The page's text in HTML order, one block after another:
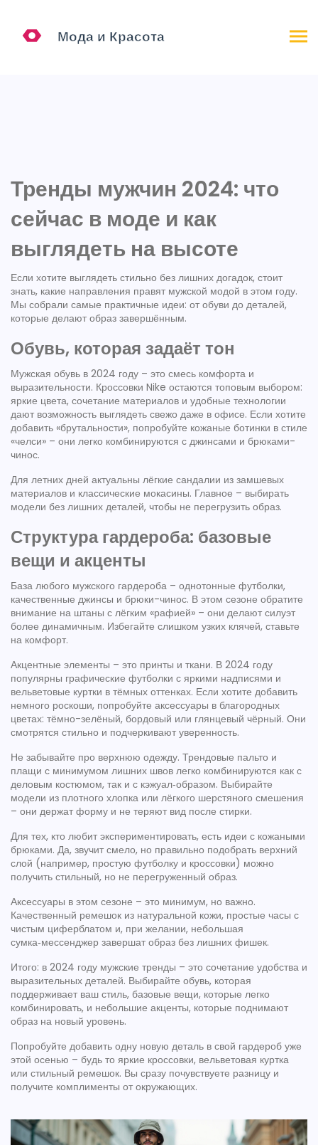
Тренды мужчин 2024: что
сейчас в моде и как
выглядеть на высоте
Если хотите выглядеть стильно без лишних догадок, стоит
знать, какие направления правят мужской модой в этом году.
Мы собрали самые практичные идеи: от обуви до деталей,
которые делают образ завершённым.
Обувь, которая задаёт тон
Мужская обувь в 2024 году – это смесь комфорта и
выразительности. Кроссовки Nike остаются топовым выбором:
яркие цвета, сочетание материалов и удобные технологии
дают возможность выглядеть свежо даже в офисе. Если хотите
добавить «брутальности», попробуйте кожаные ботинки в стиле
«челси» – они легко комбинируются с джинсами и брюками-
чинос.
Для летних дней актуальны лёгкие сандалии из замшевых
материалов и классические мокасины. Главное – выбирать
модели без лишних деталей, чтобы не перегрузить образ.
Структура гардероба: базовые
вещи и акценты
База любого мужского гардероба – однотонные футболки,
качественные джинсы и брюки-чинос. В этом сезоне обратите
внимание на штаны с лёгким «рафией» – они делают силуэт
более динамичным. Избегайте слишком узких клячей, ставьте
на комфорт.
Акцентные элементы – это принты и ткани. В 2024 году
популярны графические футболки с яркими надписями и
вельветовые куртки в тёмных оттенках. Если хотите добавить
немного роскоши, попробуйте аксессуары в благородных
цветах: тёмно-зелёный, бордовый или глянцевый чёрный. Они
смотрятся стильно и подчеркивают уверенность.
Не забывайте про верхнюю одежду. Трендовые пальто и
плащи с минимумом лишних швов легко комбинируются как с
деловым костюмом, так и с кэжуал‑образом. Выбирайте
модели из плотного хлопка или лёгкого шерстяного смешения
– они держат форму и не теряют вид после стирки.
Для тех, кто любит экспериментировать, есть идеи с кожаными
брюками. Да, звучит смело, но правильно подобрать верхний
слой (например, простую футболку и кроссовки) можно
получить стильный, но не перегруженный образ.
Аксессуары в этом сезоне – это минимум, но важно.
Качественный ремешок из натуральной кожи, простые часы с
чистым циферблатом и, при желании, небольшая
сумка‑мессенджер завершат образ без лишних фишек.
Итого: в 2024 году мужские тренды – это сочетание удобства и
выразительных деталей. Выбирайте обувь, которая
поддерживает ваш стиль, базовые вещи, которые легко
комбинировать, и небольшие акценты, которые поднимают
образ на новый уровень.
Попробуйте добавить одну новую деталь в свой гардероб уже
этой осенью – будь то яркие кроссовки, вельветовая куртка
или стильный ремешок. Вы сразу почувствуете разницу и
получите комплименты от окружающих.